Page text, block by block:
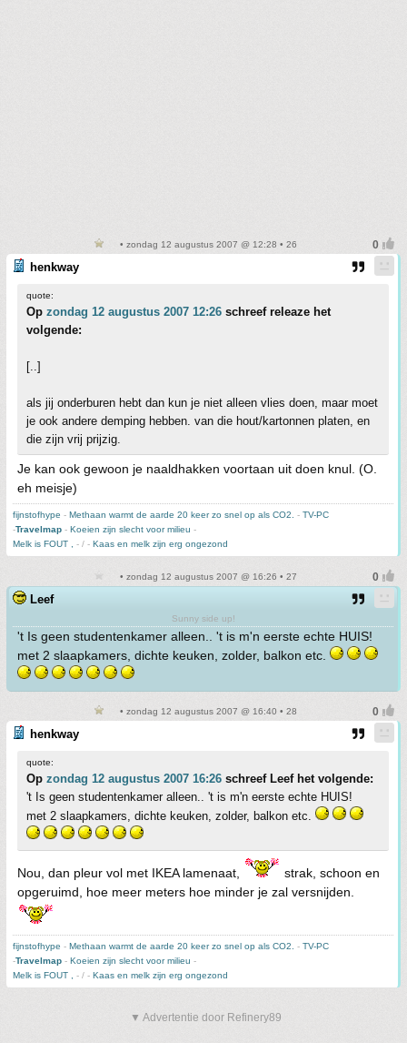
• zondag 12 augustus 2007 @ 12:28 • 26
henkway
quote:
Op zondag 12 augustus 2007 12:26 schreef releaze het
volgende:
[..]
als jij onderburen hebt dan kun je niet alleen vlies doen, maar moet
je ook andere demping hebben. van die hout/kartonnen platen, en
die zijn vrij prijzig.
Je kan ook gewoon je naaldhakken voortaan uit doen knul. (O.
eh meisje)
fijnstofhype - Methaan warmt de aarde 20 keer zo snel op als CO2. - TV-PC
-Travelmap - Koeien zijn slecht voor milieu -
Melk is FOUT , - / - Kaas en melk zijn erg ongezond
• zondag 12 augustus 2007 @ 16:26 • 27
Leef
Sunny side up!
't Is geen studentenkamer alleen.. 't is m'n eerste echte HUIS!
met 2 slaapkamers, dichte keuken, zolder, balkon etc.
• zondag 12 augustus 2007 @ 16:40 • 28
henkway
quote:
Op zondag 12 augustus 2007 16:26 schreef Leef het volgende:
't Is geen studentenkamer alleen.. 't is m'n eerste echte HUIS!
met 2 slaapkamers, dichte keuken, zolder, balkon etc.
Nou, dan pleur vol met IKEA lamenaat,
strak, schoon en
opgeruimd, hoe meer meters hoe minder je zal versnijden.
fijnstofhype - Methaan warmt de aarde 20 keer zo snel op als CO2. - TV-PC
-Travelmap - Koeien zijn slecht voor milieu -
Melk is FOUT , - / - Kaas en melk zijn erg ongezond
▼ Advertentie door Refinery89